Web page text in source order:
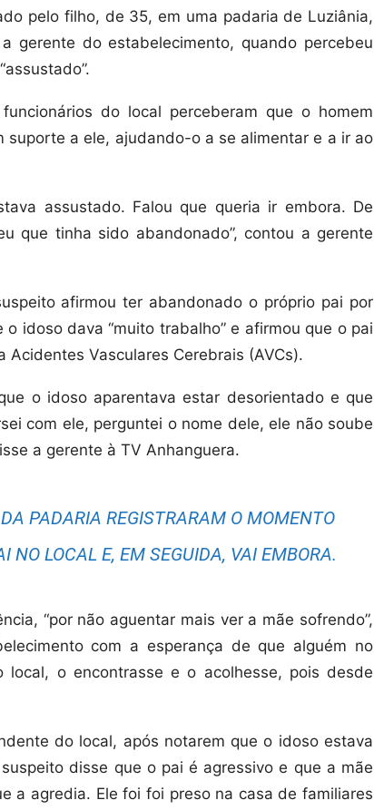
pelo filho, de 35, em uma padaria de Luziânia,
gerente do estabelecimento, quando percebeu
do local perceberam que o homem
suporte a ele, ajudando-o a se alimentar e a ir ao
assustado. Falou que queria ir embora. De
que tinha sido abandonado”, contou a gerente
afirmou ter abandonado o próprio pai por
idoso dava “muito trabalho” e afirmou que o pai
Vasculares Cerebrais (AVCs).
o idoso aparentava estar desorientado e que
com ele, perguntei o nome dele, ele não soube
a gerente à TV Anhanguera.
PADARIA REGISTRARAM O MOMENTO
NO LOCAL E, EM SEGUIDA, VAI EMBORA.
“por não aguentar mais ver a mãe sofrendo”,
com a esperança de que alguém no
local, o encontrasse e o acolhesse, pois desde
do local, após notarem que o idoso estava
disse que o pai é agressivo e que a mãe
a agredia. Ele foi foi preso na casa de familiares